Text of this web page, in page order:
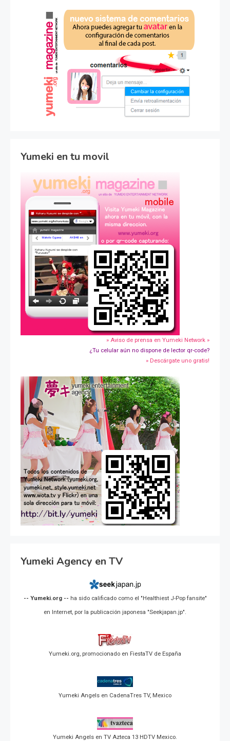
Yumeki en tu movil
» Aviso de prensa en Yumeki Network »
¿Tu celular aún no dispone de lector qr-code?
» Descárgate uno gratis!
Yumeki Agency en TV
-- Yumeki.org -- ha sido calificado como el "Healthiest J-Pop fansite"
en Internet, por la publicación japonesa "Seekjapan.jp".
Yumeki.org, promocionado en FiestaTV de España
Yumeki Angels en CadenaTres TV, Mexico
Yumeki Angels en TV Azteca 13 HDTV Mexico.